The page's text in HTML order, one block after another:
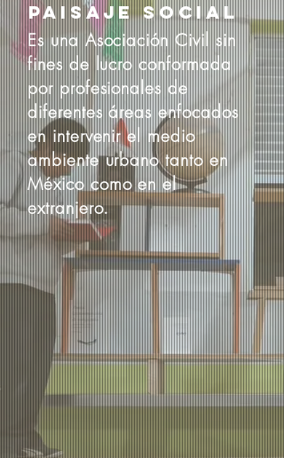
PAISAJE SOCIAL
Es una Asociación Civil sin
fines de lucro conformada
por profesionales de
diferentes áreas enfocados
en intervenir el medio
ambiente urbano tanto en
México como en el
extranjero.